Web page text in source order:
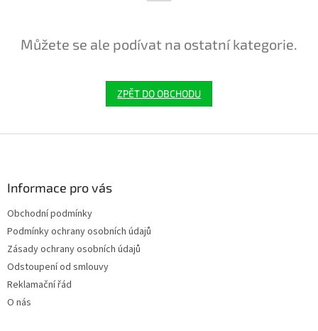
Můžete se ale podívat na ostatní kategorie.
ZPĚT DO OBCHODU
Informace pro vás
Obchodní podmínky
Podmínky ochrany osobních údajů
Zásady ochrany osobních údajů
Odstoupení od smlouvy
Reklamační řád
O nás